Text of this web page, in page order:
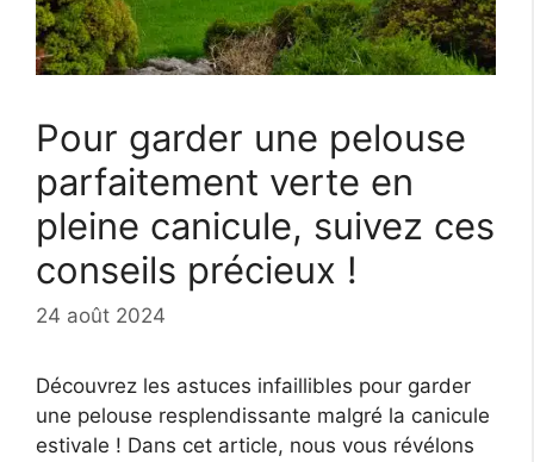
Pour garder une pelouse
parfaitement verte en
pleine canicule, suivez ces
conseils précieux !
24 août 2024
Découvrez les astuces infaillibles pour garder
une pelouse resplendissante malgré la canicule
estivale ! Dans cet article, nous vous révélons